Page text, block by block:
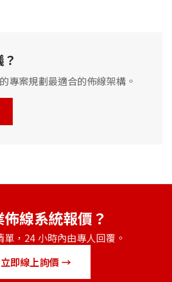
專案規劃最適合的佈線架構。
線系統報價？
單，24 小時內由專人回覆。
立即線上詢價 →